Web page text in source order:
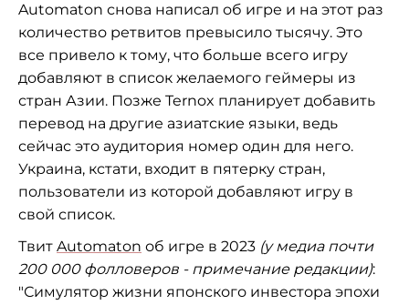
Automaton снова написал об игре и на этот раз
количество ретвитов превысило тысячу. Это
все привело к тому, что больше всего игру
добавляют в список желаемого геймеры из
стран Азии. Позже Ternox планирует добавить
перевод на другие азиатские языки, ведь
сейчас это аудитория номер один для него.
Украина, кстати, входит в пятерку стран,
пользователи из которой добавляют игру в
свой список.
Твит Automaton об игре в 2023 (у медиа почти
200 000 фолловеров - примечание редакции):
"Симулятор жизни японского инвестора эпохи